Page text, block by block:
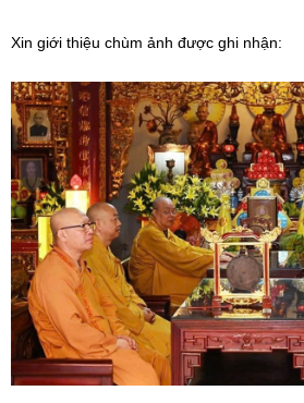
Xin giới thiệu chùm ảnh được ghi nhận: